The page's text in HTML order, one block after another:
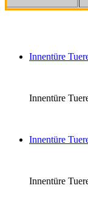
Innentüre
Innentüre
Innentüre
Innentüre